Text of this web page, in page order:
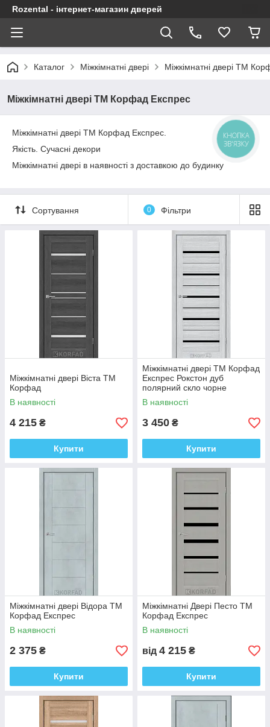
Rozental - інтернет-магазин дверей
Каталог Міжкімнатні двері Міжкімнатні двері ТМ
Міжкімнатні двері ТМ Корфад Експрес
Міжкімнатні двері ТМ Корфад Експрес.
Якість. Сучасні декори
Міжкімнатні двері в наявності з доставкою до будинку
Сортування 0 Фільтри
Міжкімнатні двері Віста ТМ
Корфад
В наявності
4 215 ₴
Купити
Міжкімнатні двері ТМ Корфад
Експрес Рокстон дуб
полярний скло чорне
В наявності
3 450 ₴
Купити
Міжкімнатні двері Відора ТМ
Корфад Експрес
В наявності
2 375 ₴
Купити
Міжкімнатні Двері Песто ТМ
Корфад Експрес
В наявності
від 4 215 ₴
Купити
КНОПКА
ЗВ'ЯЗКУ